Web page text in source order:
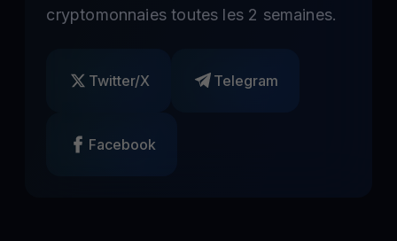
cryptomonnaies toutes les 2 semaines.
Twitter/X Telegram
Facebook